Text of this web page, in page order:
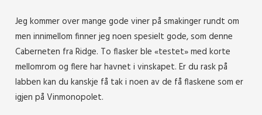
Jeg kommer over mange gode viner på smakinger rundt om
men innimellom finner jeg noen spesielt gode, som denne
Caberneten fra Ridge. To flasker ble «testet» med korte
mellomrom og flere har havnet i vinskapet. Er du rask på
labben kan du kanskje få tak i noen av de få flaskene som er
igjen på Vinmonopolet.